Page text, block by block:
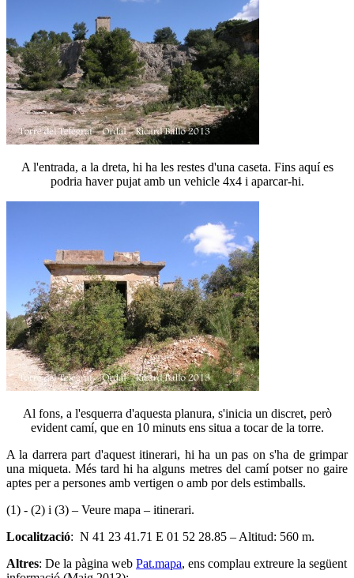
A l'entrada, a la dreta, hi ha les restes d'una caseta. Fins aquí es
podria haver pujat amb un vehicle 4x4 i aparcar-hi.
Al fons, a l'esquerra d'aquesta planura, s'inicia un discret, però
evident camí, que en 10 minuts ens situa a tocar de la torre.
A la darrera part d'aquest itinerari, hi ha un pas on s'ha de grimpar
una miqueta. Més tard hi ha alguns metres del camí potser no gaire
aptes per a persones amb vertigen o amb por dels estimballs.
(1) - (2) i (3) – Veure mapa – itinerari.
Localització: N 41 23 41.71 E 01 52 28.85 – Altitud: 560 m.
Altres: De la pàgina web Pat.mapa, ens complau extreure la següent